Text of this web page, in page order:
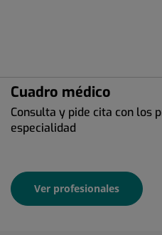
Cuadro médico
Consulta y pide cita con los
especialidad
Ver profesionales